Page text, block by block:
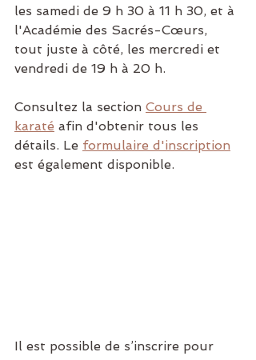
les samedi de 9 h 30 à 11 h 30, et à
l'Académie des Sacrés-Cœurs,
tout juste à côté, les mercredi et
vendredi de 19 h à 20 h.
Consultez la section Cours de
karaté afin d'obtenir tous les
détails. Le formulaire d'inscription
est également disponible.
Il est possible de s’inscrire pour